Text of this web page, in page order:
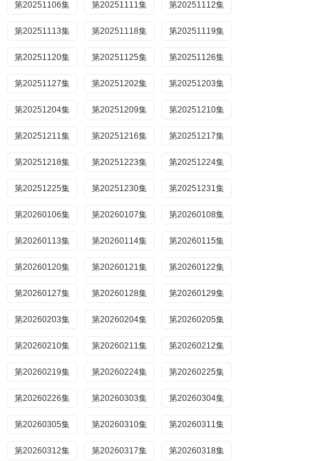
第20251106集 第20251111集 第20251112集
第20251113集 第20251118集 第20251119集
第20251120集 第20251125集 第20251126集
第20251127集 第20251202集 第20251203集
第20251204集 第20251209集 第20251210集
第20251211集 第20251216集 第20251217集
第20251218集 第20251223集 第20251224集
第20251225集 第20251230集 第20251231集
第20260106集 第20260107集 第20260108集
第20260113集 第20260114集 第20260115集
第20260120集 第20260121集 第20260122集
第20260127集 第20260128集 第20260129集
第20260203集 第20260204集 第20260205集
第20260210集 第20260211集 第20260212集
第20260219集 第20260224集 第20260225集
第20260226集 第20260303集 第20260304集
第20260305集 第20260310集 第20260311集
第20260312集 第20260317集 第20260318集